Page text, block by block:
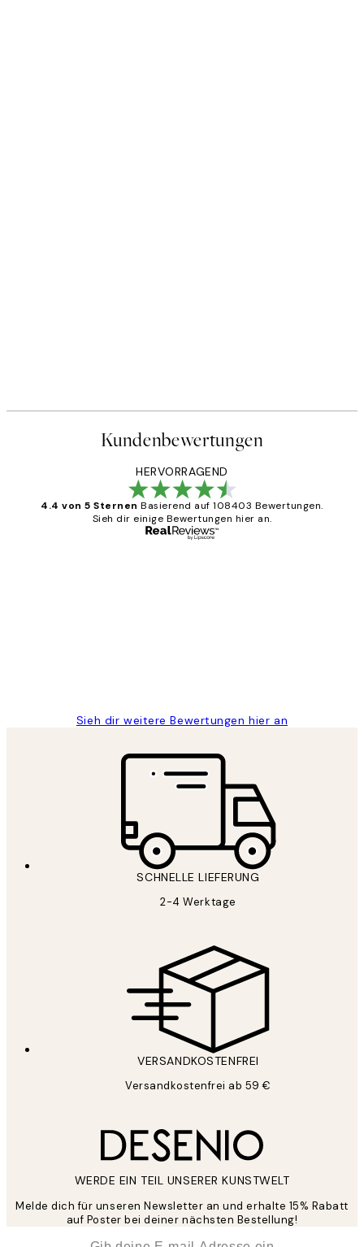
Kundenbewertungen
HERVORRAGEND
4.4 von 5 Sternen Basierend auf 108403 Bewertungen.
Sieh dir einige Bewertungen hier an.
Sieh dir weitere Bewertungen hier an
SCHNELLE LIEFERUNG
2-4 Werktage
VERSANDKOSTENFREI
Versandkostenfrei ab 59 €
WERDE EIN TEIL UNSERER KUNSTWELT
Melde dich für unseren Newsletter an und erhalte 15% Rabatt
auf Poster bei deiner nächsten Bestellung!